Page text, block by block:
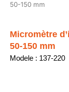
50-150 mm
Micromètre
50-150 mm
Modele : 137-220